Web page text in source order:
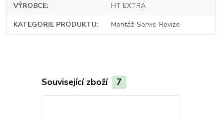
VÝROBCE HT EXTRA
KATEGORIE PRODUKTU Montáž-Servis-Revize
Související zboží 7